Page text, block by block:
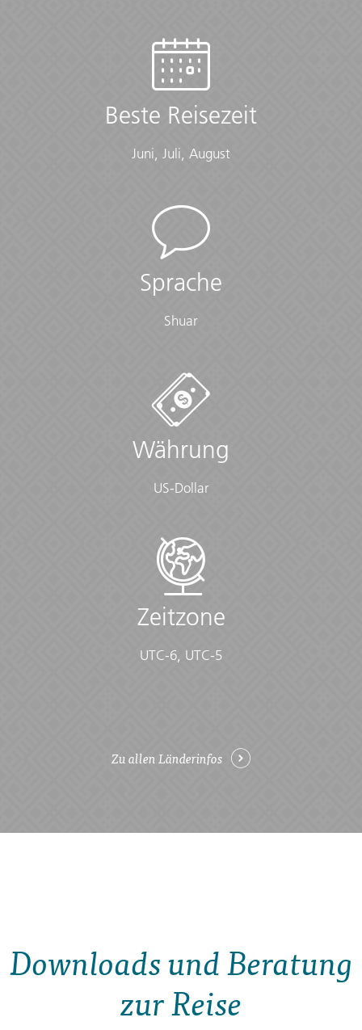
Beste Reisezeit
Juni, Juli, August
Sprache
Shuar
Währung
US-Dollar
Zeitzone
UTC-6, UTC-5
Zu allen Länderinfos
Downloads und Beratung
zur Reise